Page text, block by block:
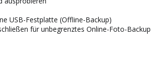
USB-Festplatte (Offline-Backup)
für unbegrenztes Online-Foto-Backup